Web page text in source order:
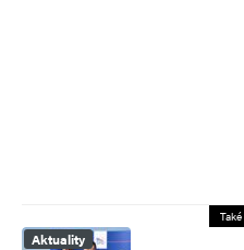
Aktuality